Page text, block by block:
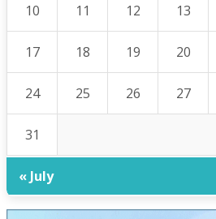
10 11 12 13
17 18 19 20
24 25 26 27
31
« July